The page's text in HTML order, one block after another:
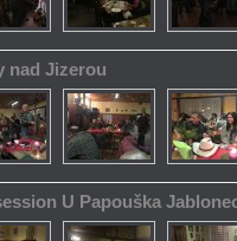
nad Jizerou
U Papouška